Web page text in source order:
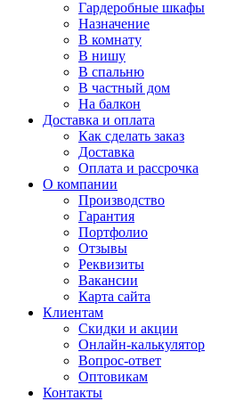
Гардеробные шкафы
Назначение
В комнату
В нишу
В спальню
В частный дом
На балкон
Доставка и оплата
Как сделать заказ
Доставка
Оплата и рассрочка
О компании
Производство
Гарантия
Портфолио
Отзывы
Реквизиты
Вакансии
Карта сайта
Клиентам
Скидки и акции
Онлайн-калькулятор
Вопрос-ответ
Оптовикам
Контакты